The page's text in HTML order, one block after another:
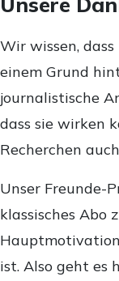
Wir wissen,
einem Grund
journalistische
dass sie wirken
Recherchen
Unser Freunde-
klassisches Abo
ist. Also geht es